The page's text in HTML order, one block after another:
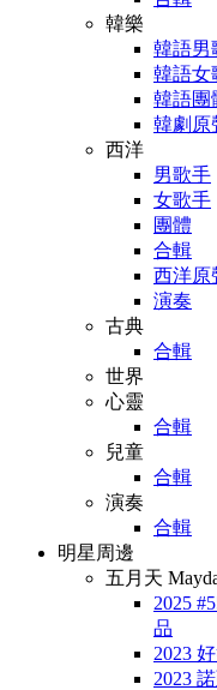
韓樂
韓語男
韓語女
韓語團
韓劇原
西洋
男歌手
女歌手
團體
合輯
西洋原
演奏
古典
合輯
世界
心靈
合輯
兒童
合輯
演奏
合輯
明星周邊
五月天
2025
品
2023
2023